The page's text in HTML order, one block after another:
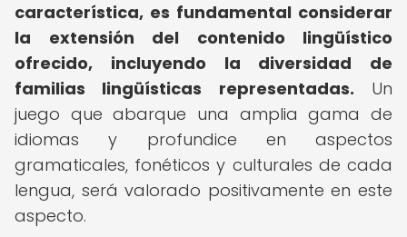
característica, es fundamental considerar
la extensión del contenido lingüístico
ofrecido, incluyendo la diversidad de
familias lingüísticas representadas. Un
juego que abarque una amplia gama de
idiomas y profundice en aspectos
gramaticales, fonéticos y culturales de cada
lengua, será valorado positivamente en este
aspecto.